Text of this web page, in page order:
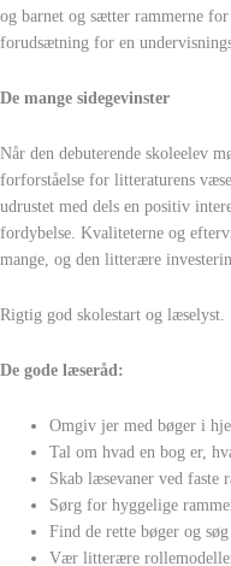
og barnet og sætter rammerne
forudsætning for en
De mange sidegevinster
Når den debuterende skoleelev
forforståelse for litteraturens
udrustet med dels en positiv
fordybelse. Kvaliteterne og
mange, og den litterære
Rigtig god skolestart og læselyst.
De gode læseråd:
Omgiv jer med bøger i
Tal om hvad en bog er,
Skab læsevaner ved
Sørg for hyggelige
Find de rette bøger og
Vær litterære